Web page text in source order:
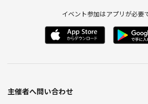
イベント参加はアプリが必要
主催者へ問い合わせ